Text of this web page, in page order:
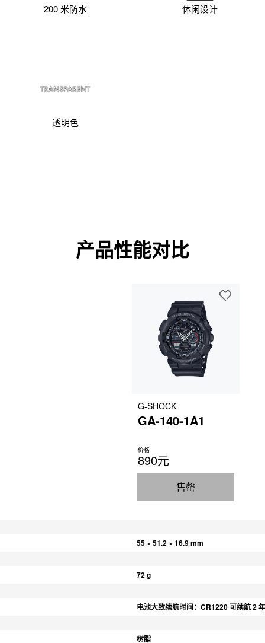
200 米防水 休闲设计
透明色
产品性能对比
G-SHOCK
GA-140-1A1
价格
890元
售罄
55 × 51.2 × 16.9 mm
72 g
电池大致续航时间：CR1220 可续航 2 年
树脂